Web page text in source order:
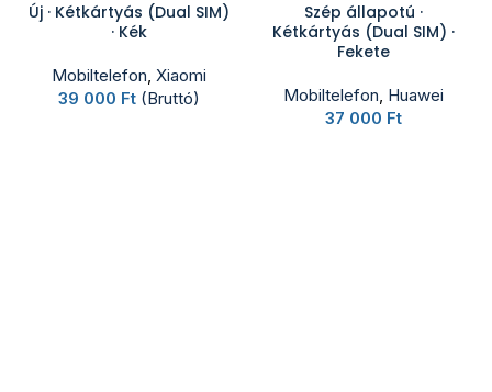
Új · Kétkártyás (Dual SIM)
· Kék
Mobiltelefon, Xiaomi
39 000 Ft (Bruttó)
Szép állapotú ·
Kétkártyás (Dual SIM) ·
Fekete
Mobiltelefon, Huawei
37 000 Ft